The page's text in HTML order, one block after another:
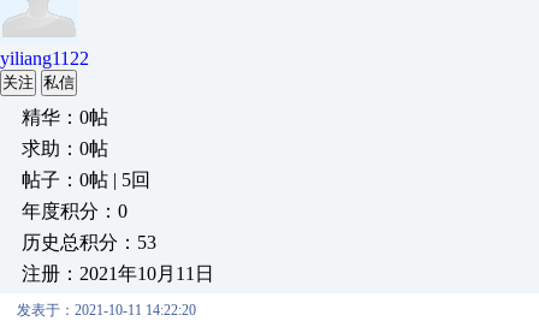
yiliang1122
关注 私信
精华：0帖
求助：0帖
帖子：0帖 | 5回
年度积分：0
历史总积分：53
注册：2021年10月11日
发表于：2021-10-11 14:22:20